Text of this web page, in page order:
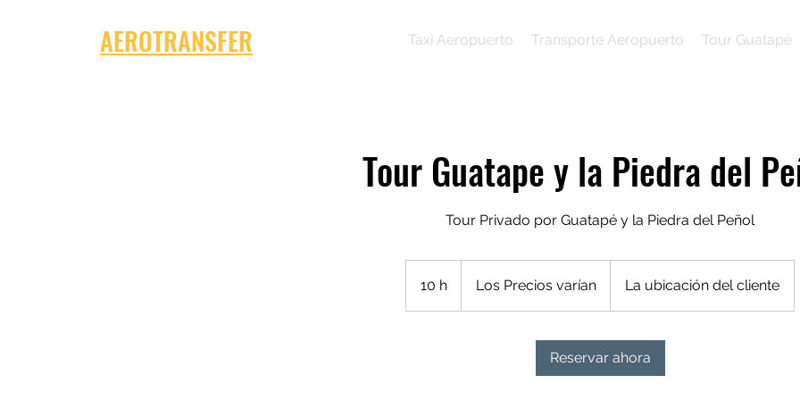
AEROTRANSFER Taxi Aeropuerto Transporte Aeropuerto Tour Guatapé
Tour Guatape y la Piedra del
Tour Privado por Guatapé y la Piedra del Peñol
10 h
0
varíanLos Precios varían La ubicación del cliente
Reservar ahora